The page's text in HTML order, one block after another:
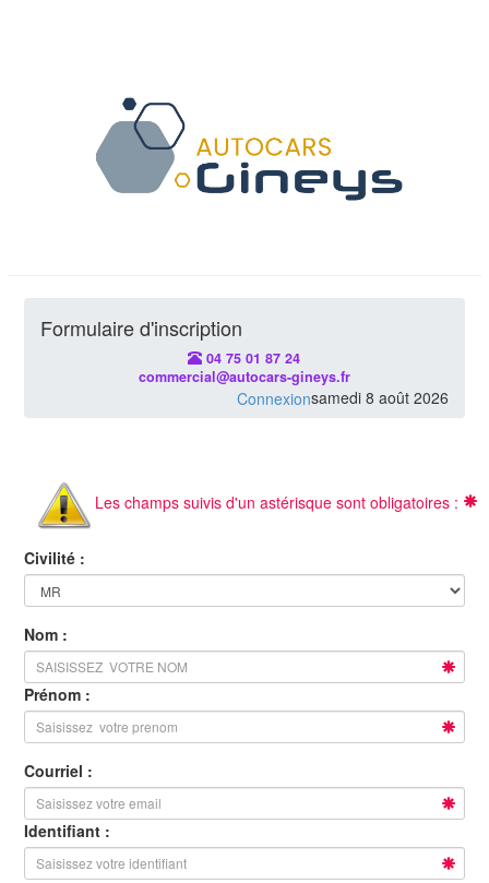
Formulaire d'inscription
04 75 01 87 24
commercial@autocars-gineys.fr
samedi 8 août 2026
Connexion
Les champs suivis d'un astérisque sont obligatoires :
Civilité :
Nom :
Prénom :
Courriel :
Identifiant :